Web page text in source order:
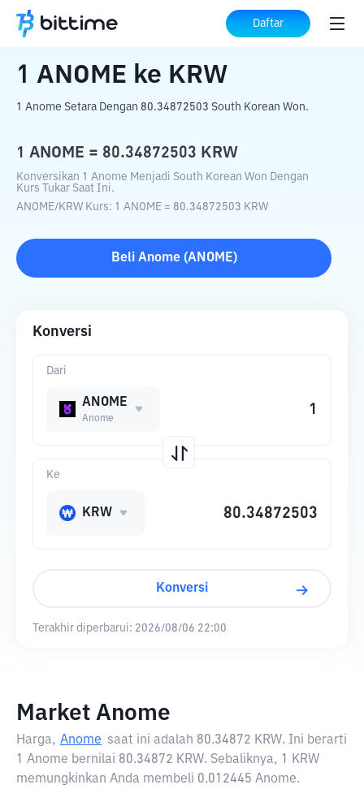
Daftar
Beranda Konverter Kripto ANOME KRW
1 ANOME ke KRW
1 Anome Setara Dengan 80.34872503 South Korean Won.
1 ANOME = 80.34872503 KRW
Konversikan 1 Anome Menjadi South Korean Won Dengan
Kurs Tukar Saat Ini.
ANOME/KRW Kurs: 1 ANOME = 80.34872503 KRW
Beli Anome(ANOME)
Konversi
Dari
ANOME
Anome
Ke
KRW
Konversi
Terakhir diperbarui: 2026/08/06 22:00
Market Anome
Harga, Anome saat ini adalah 80.34872 KRW. Ini berarti
1 Anome bernilai 80.34872 KRW. Sebaliknya, 1 KRW
memungkinkan Anda membeli 0.012445 Anome.